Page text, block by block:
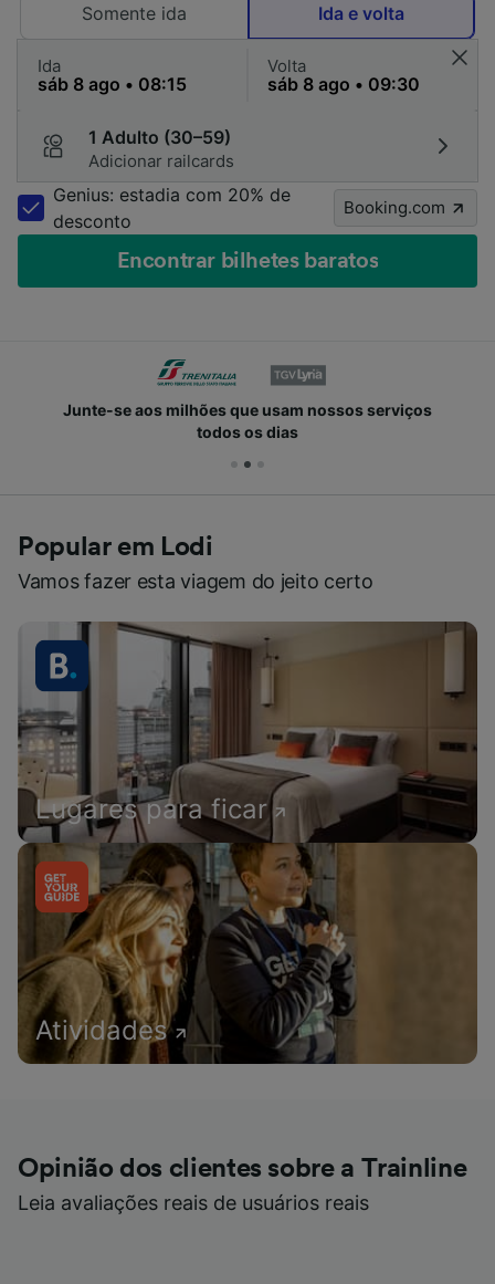
Somente ida
Ida e volta
Ida Volta
1 Adulto (30–59)
Adicionar railcards
Genius: estadia com 20% de
desconto
Booking.com
Encontrar bilhetes baratos
Junte-se aos milhões que usam nossos serviços
todos os dias
Popular em Lodi
Vamos fazer esta viagem do jeito certo
Lugares para ficar
Atividades
Opinião dos clientes sobre a Trainline
Leia avaliações reais de usuários reais